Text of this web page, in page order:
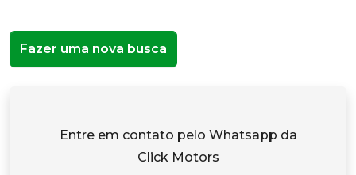
Fazer uma nova busca
Entre em contato pelo Whatsapp da
Click Motors